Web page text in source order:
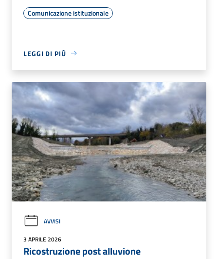
Comunicazione istituzionale
LEGGI DI PIÙ
AVVISI
3 APRILE 2026
Ricostruzione post alluvione